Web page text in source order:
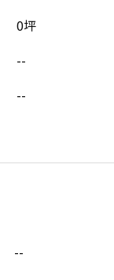
0坪
--
--
--